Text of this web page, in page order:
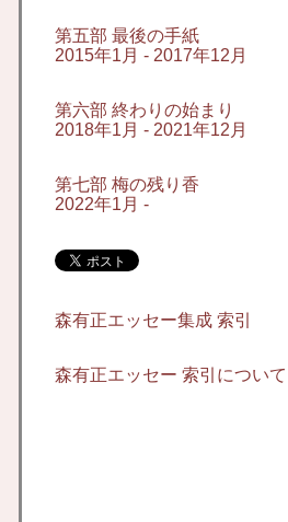
第五部 最後の手紙
2015年1月 - 2017年12月
第六部 終わりの始まり
2018年1月 - 2021年12月
第七部 梅の残り香
2022年1月 -
森有正エッセー集成 索引
森有正エッセー 索引について